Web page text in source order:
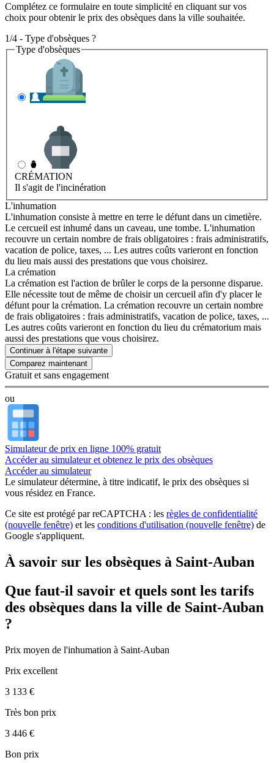
Complétez ce formulaire en toute simplicité en cliquant sur vos
choix pour obtenir le prix des obsèques dans la ville souhaitée.
1/4 - Type d'obsèques ?
Type d'obsèques
CRÉMATION
Il s'agit de l'incinération
L'inhumation
L'inhumation consiste à mettre en terre le défunt dans un cimetière.
Le cercueil est inhumé dans un caveau, une tombe. L'inhumation
recouvre un certain nombre de frais obligatoires : frais administratifs,
vacation de police, taxes, ... Les autres coûts varieront en fonction
du lieu mais aussi des prestations que vous choisirez.
La crémation
La crémation est l'action de brûler le corps de la personne disparue.
Elle nécessite tout de même de choisir un cercueil afin d'y placer le
défunt pour la crémation. La crémation recouvre un certain nombre
de frais obligatoires : frais administratifs, vacation de police, taxes, ...
Les autres coûts varieront en fonction du lieu du crématorium mais
aussi des prestations que vous choisirez.
Continuer à l'étape suivante
Gratuit et sans engagement
ou
Simulateur de prix en ligne 100% gratuit
Accéder au simulateur et obtenez le prix des obsèques
Accéder au simulateur
Le simulateurdétermine, à titre indicatif, le prix des obsèques si
vous résidez en France.
Ce site est protégé par reCAPTCHA : les règles de confidentialité
(nouvelle fenêtre) et les conditions d'utilisation (nouvelle fenêtre) de
Google s'appliquent.
À savoir sur les obsèques à Saint-Auban
Que faut-il savoir et quels sont les tarifs
des obsèques dans la ville de Saint-Auban
?
Prix moyen de l'inhumation à Saint-Auban
Prix excellent
3 133 €
Très bon prix
3 446 €
Bon prix